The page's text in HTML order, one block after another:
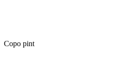
Copo pint